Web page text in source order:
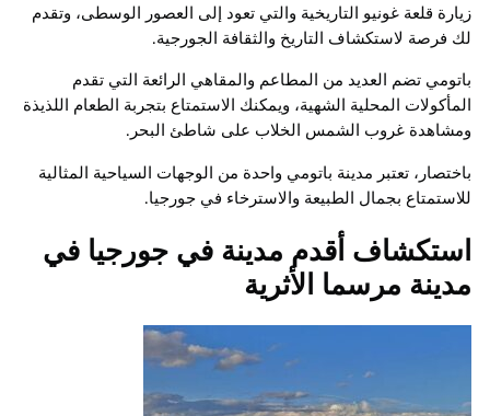
زيارة قلعة غونيو التاريخية والتي تعود إلى العصور الوسطى، وتقدم
لك فرصة لاستكشاف التاريخ والثقافة الجورجية.
باتومي تضم العديد من المطاعم والمقاهي الرائعة التي تقدم
المأكولات المحلية الشهية، ويمكنك الاستمتاع بتجربة الطعام اللذيذة
ومشاهدة غروب الشمس الخلاب على شاطئ البحر.
باختصار، تعتبر مدينة باتومي واحدة من الوجهات السياحية المثالية
للاستمتاع بجمال الطبيعة والاسترخاء في جورجيا.
استكشاف أقدم مدينة في جورجيا في
مدينة مرسما الأثرية